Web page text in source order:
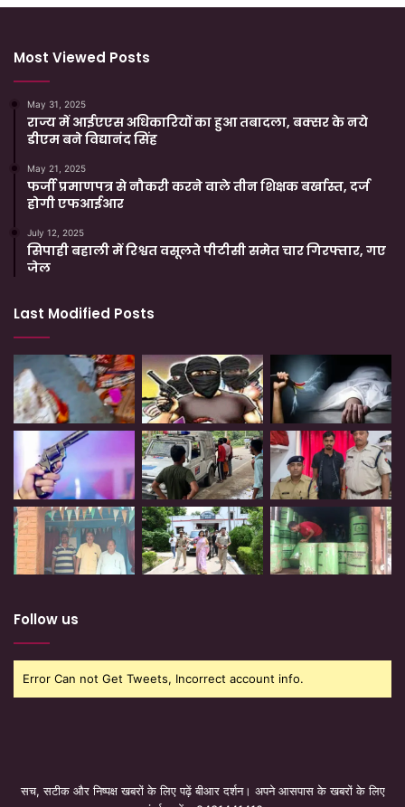
Most Viewed Posts
May 31, 2025
राज्य में आईएएस अधिकारियों का हुआ तबादला, बक्सर के नये
डीएम बने विद्यानंद सिंह
May 21, 2025
फर्जी प्रमाणपत्र से नौकरी करने वाले तीन शिक्षक बर्खास्त, दर्ज
होगी एफआईआर
July 12, 2025
सिपाही बहाली में रिश्वत वसूलते पीटीसी समेत चार गिरफ्तार, गए
जेल
Last Modified Posts
Follow us
Error Can not Get Tweets, Incorrect account info.
सच, सटीक और निष्पक्ष खबरों के लिए पढ़ें बीआर दर्शन। अपने आसपास के खबरों के लिए